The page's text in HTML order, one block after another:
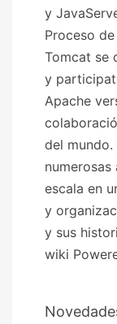
y
Proceso
Tomcat se
y
Apache
del mundo.
escala en
y
y sus
wiki